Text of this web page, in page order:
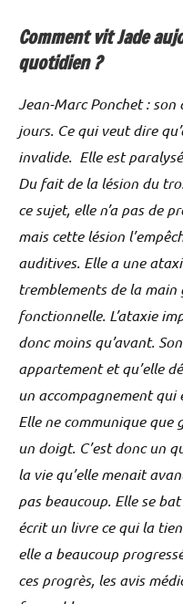
Comment vit Jade
quotidien ?
Jean-Marc Ponchet :
jours. Ce qui veut dire
invalide. Elle est
Du fait de la lésion du
ce sujet, elle n’a pas de
mais cette lésion
auditives. Elle a une
tremblements de la main
fonctionnelle. L’ataxie
donc moins qu’avant.
appartement et qu’elle
un accompagnement
Elle ne communique que
un doigt. C’est donc un
la vie qu’elle menait
pas beaucoup. Elle se
écrit un livre ce qui la
elle a beaucoup
ces progrès, les avis